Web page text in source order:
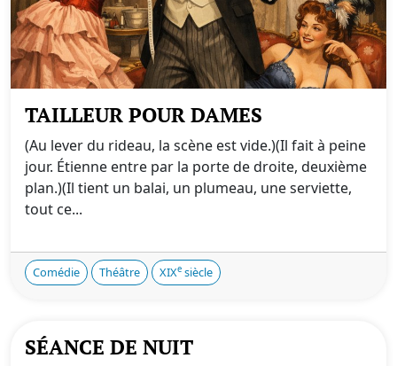
TAILLEUR POUR DAMES
(Au lever du rideau, la scène est vide.)(Il fait à peine
jour. Étienne entre par la porte de droite, deuxième
plan.)(Il tient un balai, un plumeau, une serviette,
tout ce...
Comédie Théâtre XIXe siècle
SÉANCE DE NUIT